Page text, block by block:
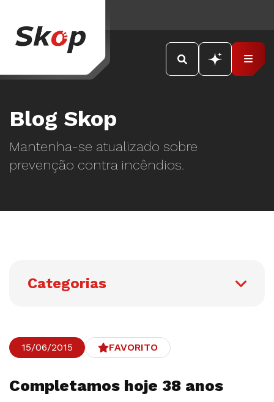
Blog Skop
Mantenha-se atualizado sobre
prevenção contra incêndios.
15/06/2015 FAVORITO
Completamos hoje 38 anos
Categorias